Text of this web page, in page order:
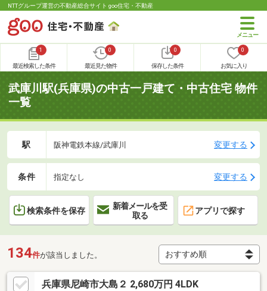
NTTグループ運営の不動産総合サイト goo住宅・不動産
1
最近検索した条件
0
最近見た物件
0
保存した条件
0
お気に入り
武庫川駅(兵庫県)の中古一戸建て・中古住宅 物件
一覧
駅 阪神電鉄本線/武庫川 変更する
条件 指定なし 変更する
検索条件を保存
新着メールを受
取る
アプリで探す
134件が該当しました。
兵庫県尼崎市大島２ 2,680万円 4LDK